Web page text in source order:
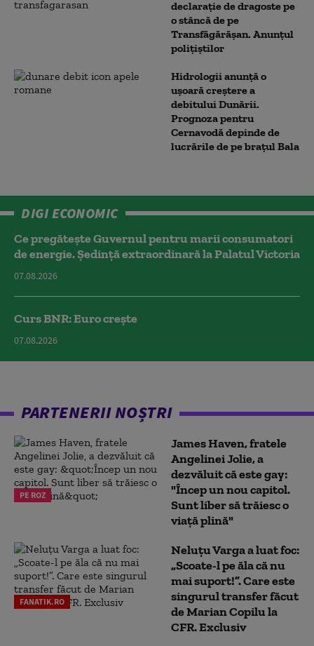
declarație de dragoste pe
o stâncă de pe
Transfăgărășan. Anunțul
polițiștilor
Hidrologii anunță o
ușoară creștere a
debitului Dunării.
Prognoza pentru
Cernavodă depinde de
lucrările de pe brațul Bala
DIGI ECONOMIC
Ce pregătește Guvernul pentru marii consumatori
de energie. Ședință extraordinară la Palatul Victoria
07.08.2026
Curs BNR: Euro crește
07.08.2026
PARTENERII NOȘTRI
PE ROZ
James Haven, fratele
Angelinei Jolie, a
dezvăluit că este gay:
"Încep un nou capitol.
Sunt liber să trăiesc o
viață plină"
FANATIK.RO
Neluțu Varga a luat foc:
„Scoate-l pe ăla că nu
mai suport!”. Care este
singurul transfer făcut
de Marian Copilu la
CFR. Exclusiv